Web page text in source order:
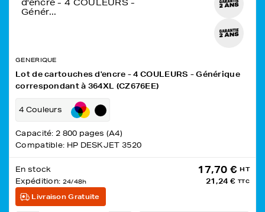
GENERIQUE
Lot de cartouches d'encre - 4 COULEURS - Générique
correspondant à 364XL (CZ676EE)
4 Couleurs
Capacité: 2 800 pages (A4)
Compatible: HP DESKJET 3520
En stock
Expédition: 24/48h
17,70 € HT
21,24 € TTC
Livraison Gratuite